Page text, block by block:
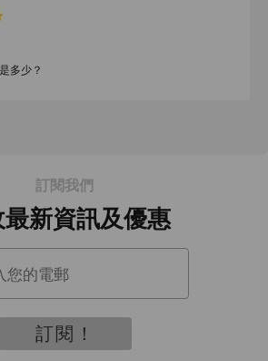
多少？
訂閱我們
新資訊及優惠
您的電郵
訂閱！